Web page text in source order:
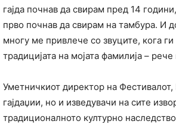
гајда почнав да свирам пред 14
прво почнав да свирам на тамбура. И
многу ме привлече со звуците, кога
традицијата на мојата фамилија – рече
Уметничкиот директор на
гајдаџии, но и изведувачи на сите
традиционалното културно